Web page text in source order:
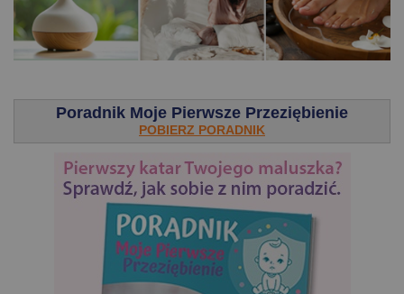
Poradnik Moje Pierwsze Przeziębienie
POBIERZ PORADNIK